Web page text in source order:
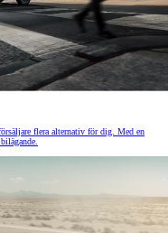
flera alternativ för dig. Med en